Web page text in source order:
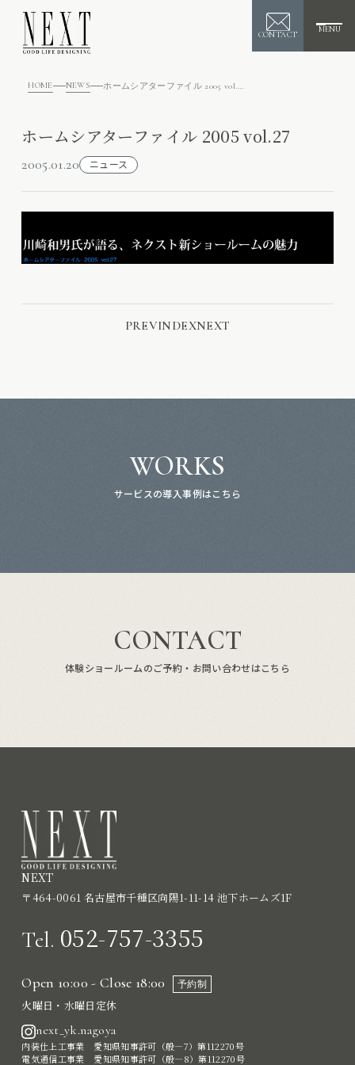
CONTACT
MENU
HOME NEWS
ホームシアターファイル 2005 vol.27
2005.01.20 ニュース
PREVINDEXNEXT
WORKS
サービスの導入事例はこちら
CONTACT
体験ショールームのご予約・お問い合わせはこちら
NEXT
〒464-0061 名古屋市千種区向陽1-11-14 池下ホームズ1F
Tel. 052-757-3355
Open 10:00 - Close 18:00 予約制
火曜日・水曜日定休
next_yk.nagoya
内装仕上工事業 愛知県知事許可（般―7）第112270号
電気通信工事業 愛知県知事許可（般―8）第112270号